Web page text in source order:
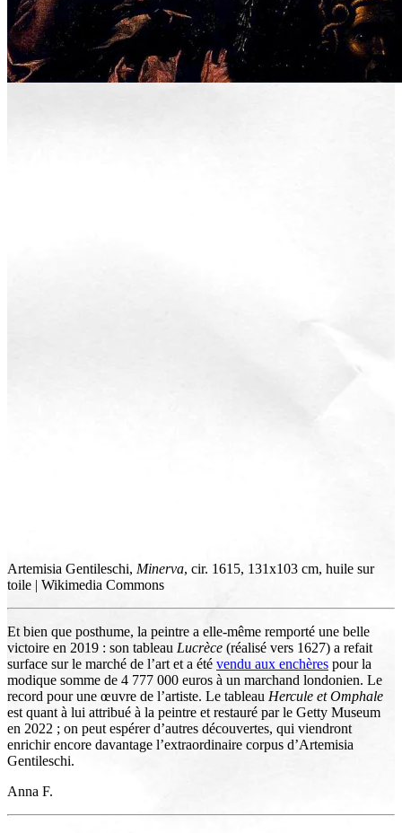
Artemisia Gentileschi, Minerva, cir. 1615, 131x103 cm, huile sur
toile | Wikimedia Commons
Et bien que posthume, la peintre a elle-même remporté une belle
victoire en 2019 : son tableau Lucrèce (réalisé vers 1627) a refait
surface sur le marché de l’art et a été vendu aux enchères pour la
modique somme de 4 777 000 euros à un marchand londonien. Le
record pour une œuvre de l’artiste. Le tableau Hercule et Omphale
est quant à lui attribué à la peintre et restauré par le Getty Museum
en 2022 ; on peut espérer d’autres découvertes, qui viendront
enrichir encore davantage l’extraordinaire corpus d’Artemisia
Gentileschi.
Anna F.